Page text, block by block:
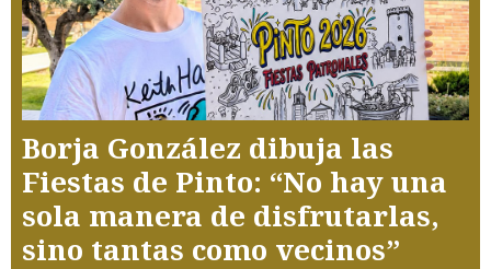
Borja González dibuja las
Fiestas de Pinto: “No hay una
sola manera de disfrutarlas,
sino tantas como vecinos”